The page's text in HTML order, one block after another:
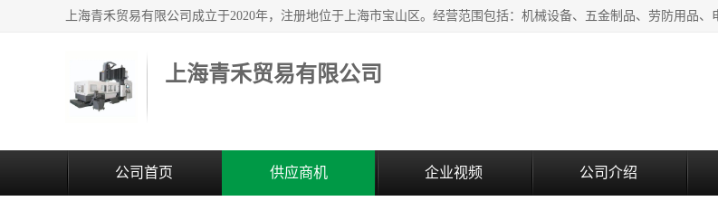
上海青禾贸易有限公司
公司首页 供应商机 企业视频 公司介绍